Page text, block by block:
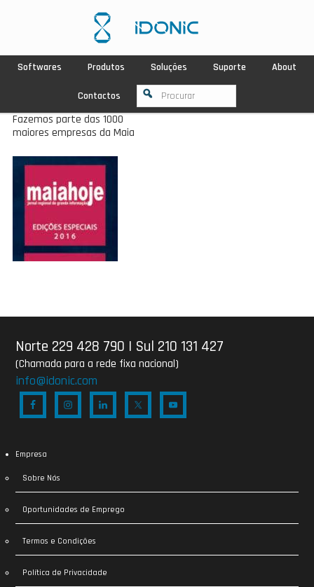
Softwares Produtos Soluções Suporte About
Contactos
Fazemos parte das 1000
maiores empresas da Maia
Norte 229 428 790 | Sul 210 131 427
(Chamada para a rede fixa nacional)
info@idonic.com
Empresa
Sobre Nós
Oportunidades de Emprego
Termos e Condições
Política de Privacidade